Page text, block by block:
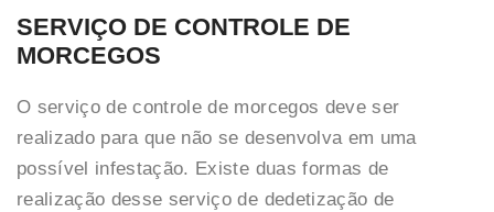
SERVIÇO DE CONTROLE DE
MORCEGOS
O serviço de controle de morcegos deve ser
realizado para que não se desenvolva em uma
possível infestação. Existe duas formas de
realização desse serviço de dedetização de